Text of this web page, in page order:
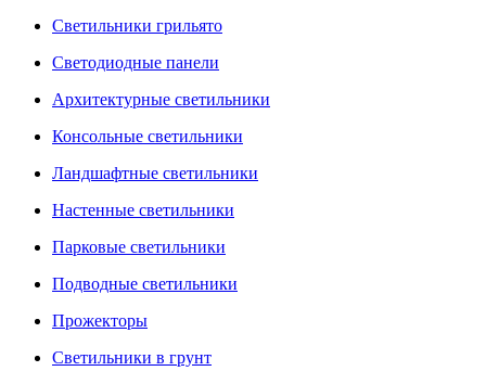
Светильники грильято
Светодиодные панели
Архитектурные светильники
Консольные светильники
Ландшафтные светильники
Настенные светильники
Парковые светильники
Подводные светильники
Прожекторы
Светильники в грунт